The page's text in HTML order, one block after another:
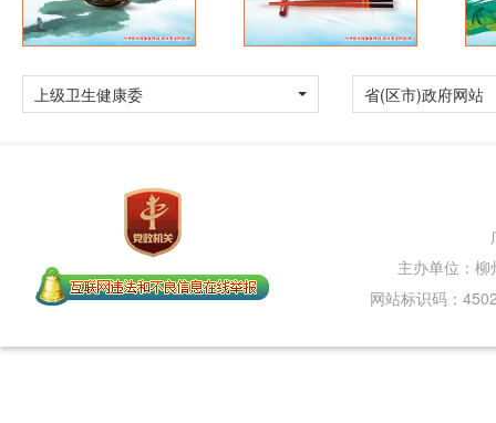
上级卫生健康委 省(区市)政府网站
主办单位：
网站标识码：